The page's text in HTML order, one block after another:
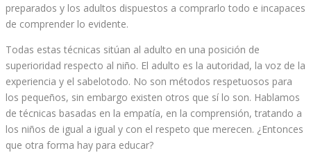
preparados y los adultos dispuestos a comprarlo todo e incapaces
de comprender lo evidente.
Todas estas técnicas sitúan al adulto en una posición de
superioridad respecto al niño. El adulto es la autoridad, la voz de la
experiencia y el sabelotodo. No son métodos respetuosos para
los pequeños, sin embargo existen otros que sí lo son. Hablamos
de técnicas basadas en la empatía, en la comprensión, tratando a
los niños de igual a igual y con el respeto que merecen. ¿Entonces
que otra forma hay para educar?